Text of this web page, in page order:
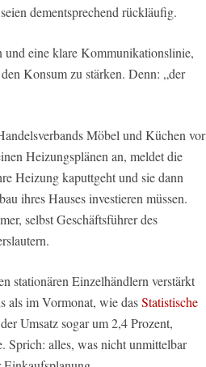
dementsprechend rückläufig.
eine klare Kommunikationslinie,
Konsum zu stärken. Denn: „der
Möbel und Küchen vor
Heizungsplänen an, meldet die
Heizung kaputtgeht und sie dann
ihres Hauses investieren müssen.
selbst Geschäftsführer des
stationären Einzelhändlern verstärkt
als im Vormonat, wie dasStatistische
Umsatz sogar um 2,4 Prozent,
Sprich: alles, was nicht unmittelbar